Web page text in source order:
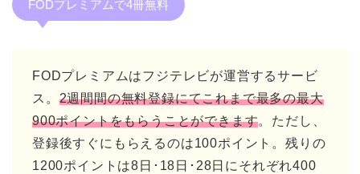
FODプレミアムで4冊無料
FODプレミアムはフジテレビが運営するサービ
ス。 2週間間の無料登録にてこれまで最多の最大
900ポイントをもらうことができます。ただし、
登録後すぐにもらえるのは100ポイント。残りの
1200ポイントは8日･18日･28日にそれぞれ400